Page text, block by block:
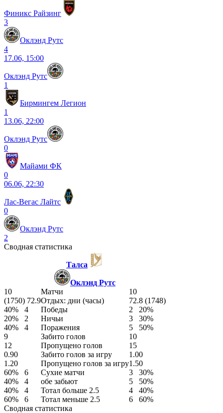
Финикс Райзинг
3
Оклэнд Рутс
4
17.06, 15:00
Оклэнд Рутс
1
Бирмингем Легион
1
13.06, 22:00
Оклэнд Рутс
0
Майами ФК
0
06.06, 22:30
Лас-Вегас Лайтс
0
Оклэнд Рутс
2
Сводная статистика
Талса
Оклэнд Рутс
10
Матчи
10
(1750) 72.9Отдых: дни (часы)
72.8 (1748)
40% 4 Победы 2 20%
20% 2 Ничьи 3 30%
40% 4 Поражения 5 50%
9
Забито голов
10
12
Пропущено голов
15
0.90
Забито голов за игру
1.00
1.20
Пропущено голов за игру1.50
60% 6 Сухие матчи 3 30%
40% 4 обе забьют 5 50%
40% 4 Тотал больше 2.5 4 40%
60% 6 Тотал меньше 2.5 6 60%
Сводная статистика